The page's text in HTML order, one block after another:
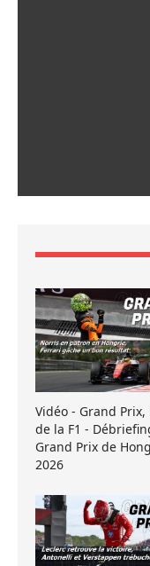
Vidéo - Grand Prix,
de la F1 -
Grand Prix de
2026